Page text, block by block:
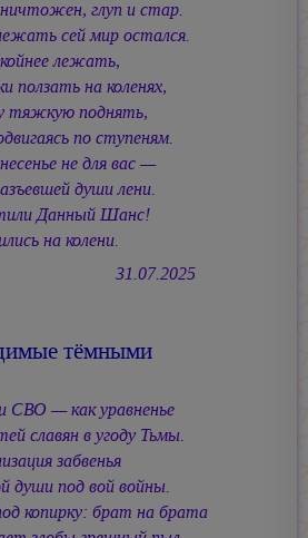
глуп и стар.
сей мир остался.
лежать,
ползать на коленях,
тяжкую поднять,
по ступеням.
не для вас —
души лени.
Данный Шанс!
на колени.
31.07.2025
тёмными
СВО — как уравненье
славян в угоду Тьмы.
забвенья
души под вой войны.
копирку: брат на брата